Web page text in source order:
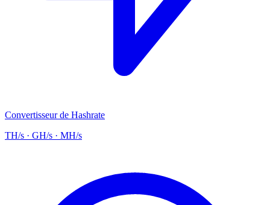
Convertisseur de Hashrate
TH/s · GH/s · MH/s